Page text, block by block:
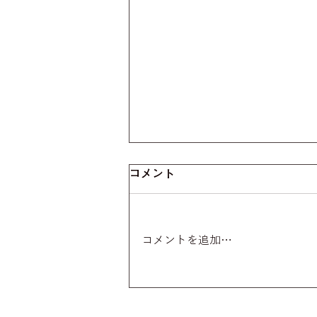
【掲載情報】4/18の中国新聞
コメント
コメントを追加…